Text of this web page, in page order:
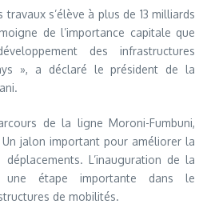
s’élève à plus de 13 milliards
de l’importance capitale que
des infrastructures
», a déclaré le président de la
de la ligne Moroni-Fumbuni,
jalon important pour améliorer la
L’inauguration de la
étape importante dans le
de mobilités.